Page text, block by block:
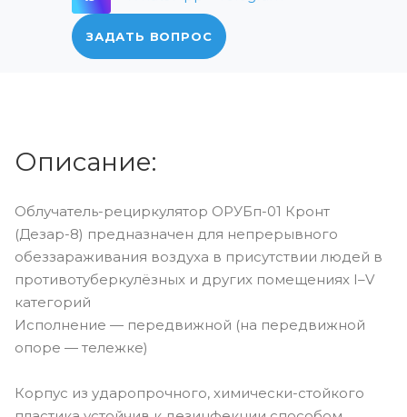
ЗАДАТЬ ВОПРОС
Описание:
Облучатель-рециркулятор ОРУБп-01 Кронт
(Дезар-8) предназначен для непрерывного
обеззараживания воздуха в присутствии людей в
противотуберкулёзных и других помещениях I–V
категорий
Исполнение — передвижной (на передвижной
опоре — тележке)
Корпус из ударопрочного, химически-стойкого